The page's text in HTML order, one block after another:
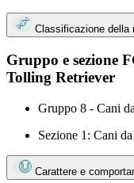
Classificazione della
Gruppo e sezione
Tolling Retriever
Gruppo 8 - Cani
Sezione 1: Cani
Carattere e